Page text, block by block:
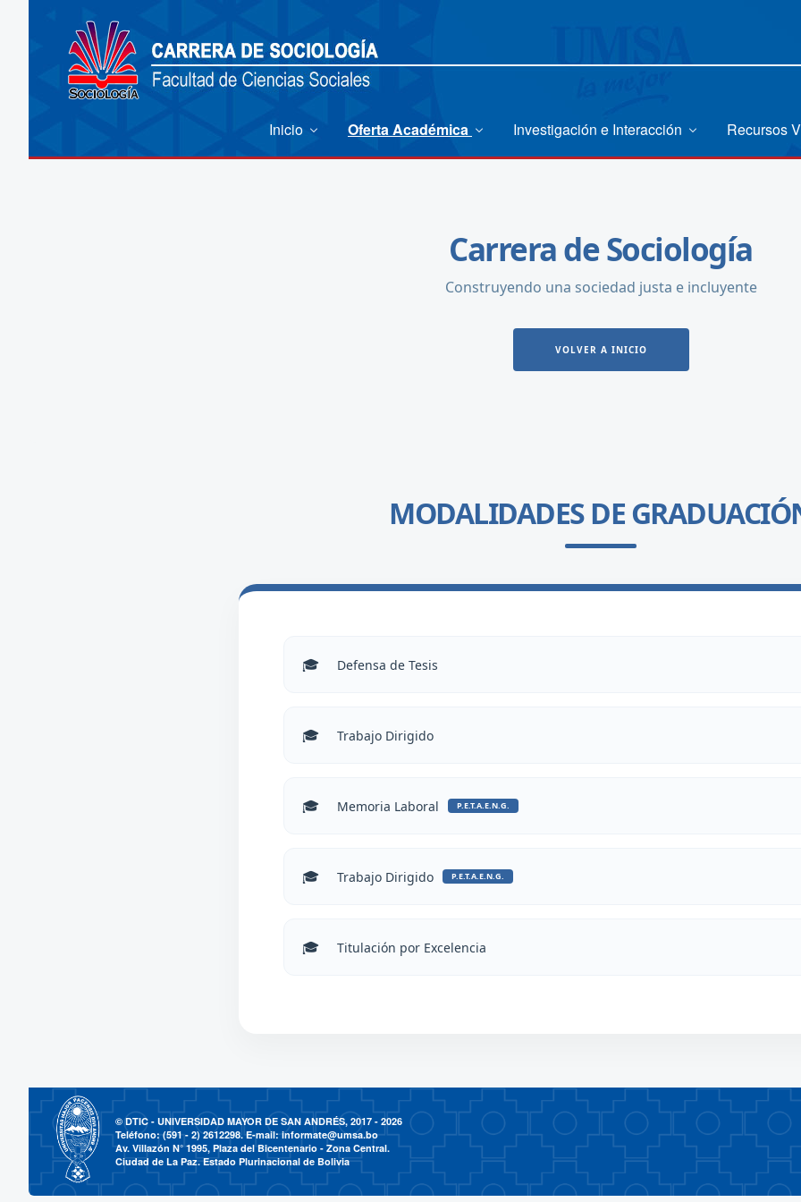
Inicio Oferta Académica Investigación e Interacción Recursos
Carrera de Sociología
Construyendo una sociedad justa e incluyente
VOLVER A INICIO
MODALIDADES DE
Defensa de Tesis
Trabajo Dirigido
Memoria Laboral P.E.T.A.E.N.G.
Trabajo Dirigido P.E.T.A.E.N.G.
Titulación por Excelencia
© DTIC - UNIVERSIDAD MAYOR DE SAN ANDRÉS, 2017 - 2026
Teléfono: (591 - 2) 2612298. E-mail:informate@umsa.bo
Av. Villazón N° 1995, Plaza del Bicentenario - Zona Central.
Ciudad de La Paz. Estado Plurinacional de Bolivia